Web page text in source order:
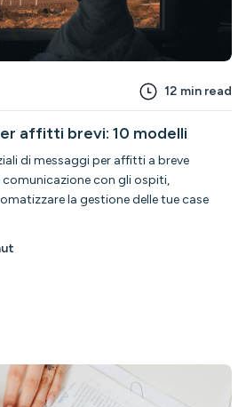
12 min read
affitti brevi: 10 modelli
di messaggi per affitti a breve
con gli ospiti,
la gestione delle tue case